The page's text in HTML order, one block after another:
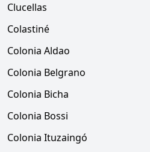
Clucellas
Colastiné
Colonia Aldao
Colonia Belgrano
Colonia Bicha
Colonia Bossi
Colonia Ituzaingó